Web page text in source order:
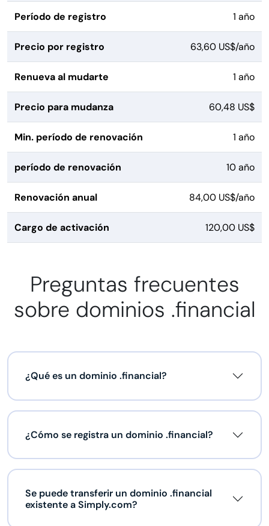
Período de registro 1 año
Precio por registro 63,60 US$/año
Renueva al mudarte 1 año
Precio para mudanza 60,48 US$
Min. período de renovación 1 año
período de renovación 10 año
Renovación anual 84,00 US$/año
Cargo de activación 120,00 US$
Preguntas frecuentes
sobre dominios .financial
¿Qué es un dominio .financial?
¿Cómo se registra un dominio .financial?
Se puede transferir un dominio .financial
existente a Simply.com?